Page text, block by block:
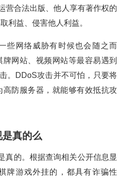
营合法出版、他人享有著作权的
利益、侵害他人利益。
些网络威胁有时候也会随之而
网站、视频网站等最容易遇到
。DDoS攻击并不可怕，只要将
高防服务器，就能够有效抵抗攻
真的么
真的。根据查询相关公开信息显
牌游戏外挂的，都具有诈骗性